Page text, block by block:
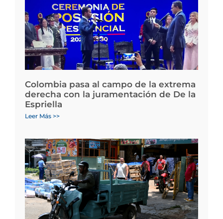
Colombia pasa al campo de la extrema
derecha con la juramentación de De la
Espriella
Leer Más >>